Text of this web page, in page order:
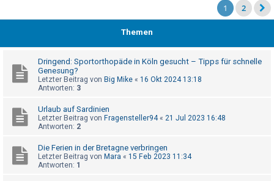
R
e
g
s
i
e
1 2
Themen
Dringend: Sportorthopäde in Köln gesucht – Tipps für schnelle
Genesung?
Letzter Beitrag von Big Mike « 16 Okt 2024 13:18
Antworten: 3
Urlaub auf Sardinien
Letzter Beitrag von Fragensteller94« 21 Jul 2023 16:48
Antworten: 2
Die Ferien in der Bretagne verbringen
Letzter Beitrag von Mara « 15 Feb 2023 11:34
Antworten: 1